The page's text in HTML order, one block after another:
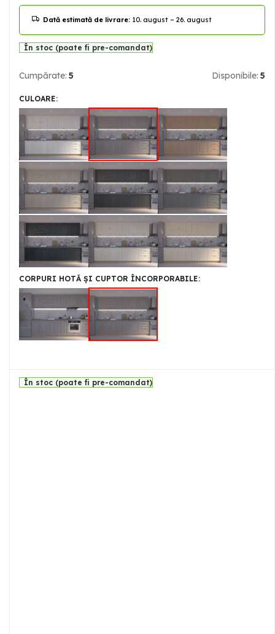
Dată estimată de livrare: 10. august – 26. august
În stoc (poate fi pre-comandat)
Cumpărate: 5 Disponibile: 5
CULOARE
CORPURI HOTĂ ȘI CUPTOR ÎNCORPORABILE
În stoc (poate fi pre-comandat)